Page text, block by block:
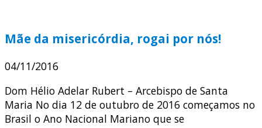
Mãe da misericórdia, rogai por nós!
04/11/2016
Dom Hélio Adelar Rubert – Arcebispo de Santa
Maria No dia 12 de outubro de 2016 começamos no
Brasil o Ano Nacional Mariano que se